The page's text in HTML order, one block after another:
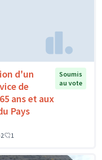
d'un
de
ans et aux
Pays
Soumis
au vote
2 1